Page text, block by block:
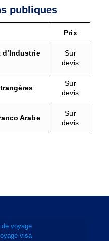
publiques
Prix
d’Industrie
Sur
devis
Sur
devis
Arabe
Sur
devis
voyage
visa